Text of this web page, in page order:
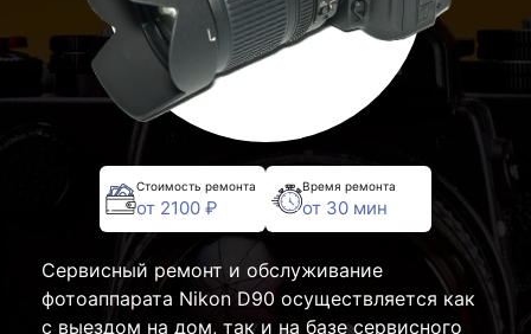
Стоимость ремонта
от 2100 ₽
Время ремонта
от 30 мин
Сервисный ремонт и обслуживание
фотоаппарата Nikon D90 осуществляется как
с выездом на дом, так и на базе сервисного